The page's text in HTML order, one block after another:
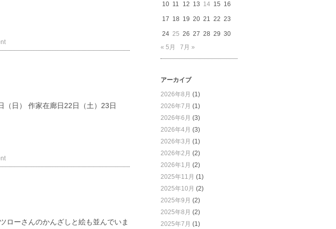
（日） 作家在廊日22日（土）23日
ローさんのかんざしと絵も並んでいま
10 11 12 13 14 15 16
17 18 19 20 21 22 23
24 25 26 27 28 29 30
« 5月
7月 »
アーカイブ
2026年8月 (1)
2026年7月 (1)
2026年6月 (3)
2026年4月 (3)
2026年3月 (1)
2026年2月 (2)
2026年1月 (2)
2025年11月 (1)
2025年10月 (2)
2025年9月 (2)
2025年8月 (2)
2025年7月 (1)